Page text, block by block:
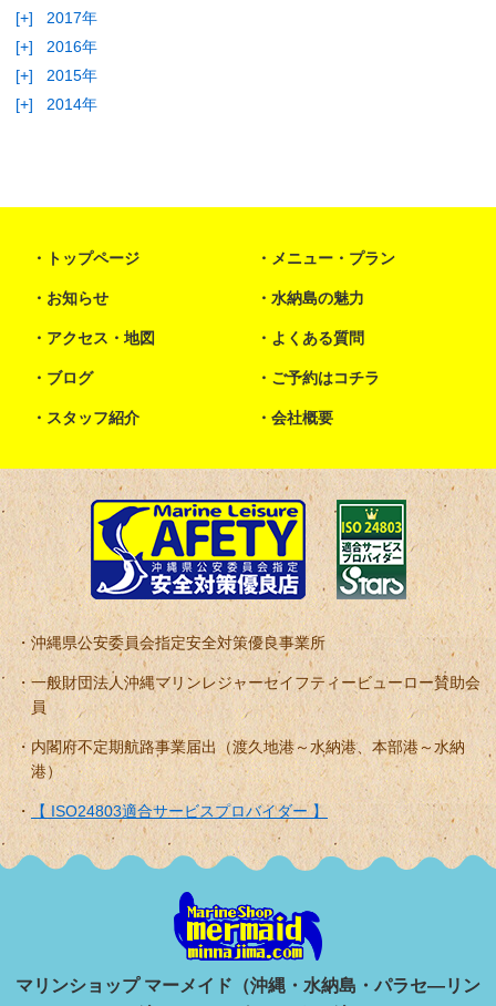
[+]
2017年
[+]
2016年
[+]
2015年
[+]
2014年
トップページ メニュー・プラン
お知らせ 水納島の魅力
アクセス・地図 よくある質問
ブログ ご予約はコチラ
スタッフ紹介 会社概要
沖縄県公安委員会指定安全対策優良事業所
一般財団法人沖縄マリンレジャーセイフティービューロー賛助会
員
内閣府不定期航路事業届出（渡久地港～水納港、本部港～水納
港）
【 ISO24803適合サービスプロバイダー 】
マリンショップ マーメイド（沖縄・水納島・パラセ―リン